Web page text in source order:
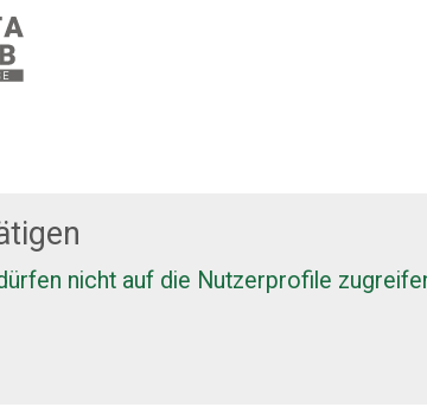
Startseite
nicht auf die Nutzerprofile